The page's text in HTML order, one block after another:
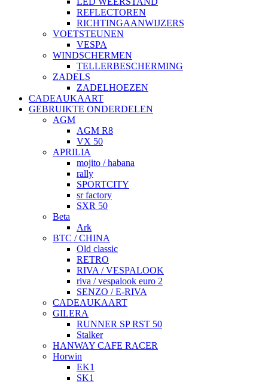
REFLECTOREN
RICHTINGAANWIJZERS
VOETSTEUNEN
VESPA
WINDSCHERMEN
TELLERBESCHERMING
ZADELS
ZADELHOEZEN
CADEAUKAART
GEBRUIKTE ONDERDELEN
AGM
AGM R8
VX 50
APRILIA
mojito / habana
rally
SPORTCITY
sr factory
SXR 50
Beta
Ark
BTC / CHINA
Old classic
RETRO
RIVA / VESPALOOK
riva / vespalook euro 2
SENZO / E-RIVA
CADEAUKAART
GILERA
RUNNER SP RST 50
Stalker
HANWAY CAFE RACER
Horwin
EK1
SK1